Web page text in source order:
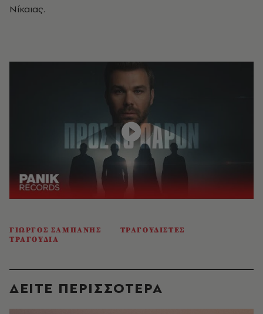
Νίκαιας.
ΓΙΩΡΓΟΣ ΣΑΜΠΑΝΗΣ
ΤΡΑΓΟΥΔΙΣΤΕΣ
ΤΡΑΓΟΥΔΙΑ
ΔΕΙΤΕ ΠΕΡΙΣΣΟΤΕΡΑ